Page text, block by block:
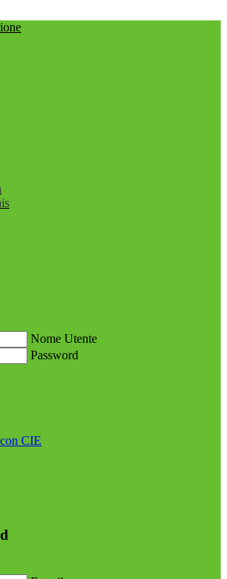
Nome Utente
Password
CIE